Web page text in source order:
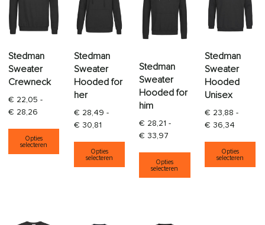
Stedman
Sweater
Crewneck
€ 22,05 -
€ 28,26 Prijsklasse: € 22,05 tot € 28,26
Opties
selecteren
Dit product heeft meerdere variaties. Deze optie
Stedman
Sweater
Hooded for
her
€ 28,49 -
€ 30,81Prijsklasse: € 28,49 tot € 30,81
Opties
selecteren
Dit product heeft meerdere
Stedman
Sweater
Hooded for
him
€ 28,21 -
€ 33,97
Opties
selecteren
Dit product heeft
Stedman
Sweater
Hooded
Unisex
€ 23,88 -
€ 36,34
Opties
selecteren